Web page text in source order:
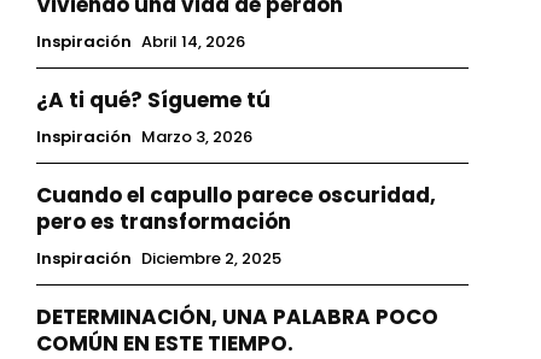
Inspiración Abril 14, 2026
¿A ti qué? Sígueme tú
Inspiración Marzo 3, 2026
Cuando el capullo parece oscuridad,
pero es transformación
Inspiración Diciembre 2, 2025
DETERMINACIÓN, UNA PALABRA POCO
COMÚN EN ESTE TIEMPO.